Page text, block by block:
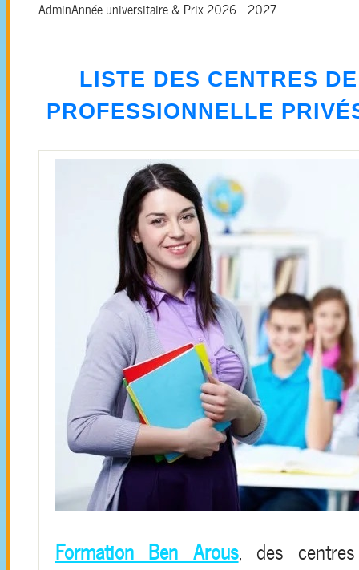
AdminAnnée universitaire & Prix 2026 - 2027
LISTE DES CENTRES
PROFESSIONNELLE
Formation Ben Arous, des